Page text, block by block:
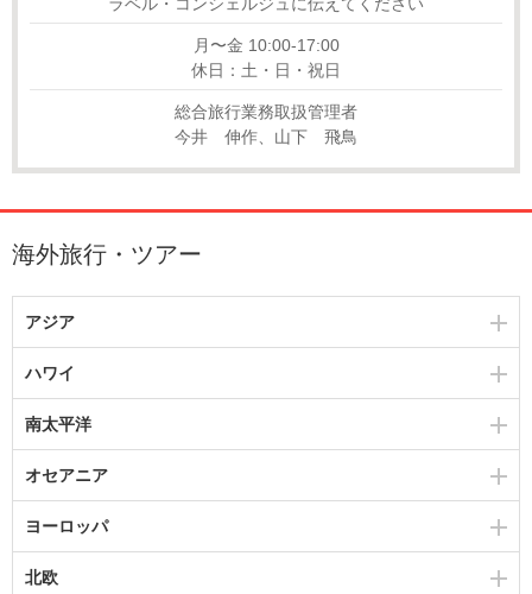
月〜金 10:00-17:00
休日：土・日・祝日
総合旅行業務取扱管理者
今井 伸作、山下 飛鳥
海外旅行・ツアー
アジア
ハワイ
南太平洋
オセアニア
ヨーロッパ
北欧